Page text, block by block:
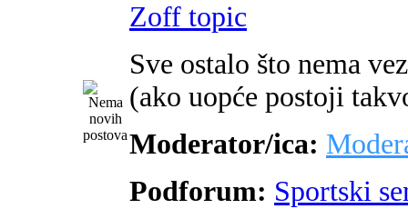
Zoff topic
Sve ostalo što nema
(ako uopće postoji
Moderator/ica:
Podforum: Sportski